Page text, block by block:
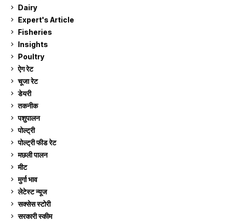
Dairy
Expert's Article
Fisheries
Insights
Poultry
ऐग रेट
चूजा रेट
डेयरी
तकनीक
पशुपालन
पोल्ट्री
पोल्ट्री फीड रेट
मछली पालन
मीट
मुर्गा भाव
लेटेस्ट न्यूज
सक्सेस स्टो‍री
सरकारी स्की‍म